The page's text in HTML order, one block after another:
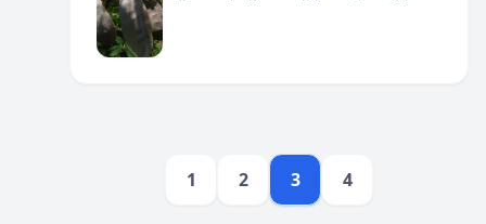
ដែលជោគជ័យ។
1 2 3 4